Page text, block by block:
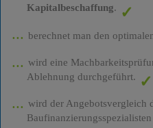
Kapitalbeschaffung.
berechnet man den
wird eine
Ablehnung durchgeführt.
wird der Angebotsvergleich